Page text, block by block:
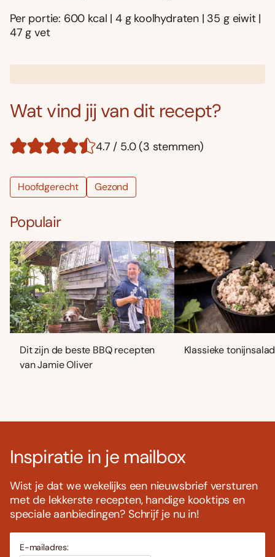
Per portie: 600 kcal | 4 g koolhydraten | 35 g eiwit |
47 g vet
Wat vind jij van dit recept?
4.7 / 5.0 (3 stemmen)
Hoofdgerecht Gezond
Populair
Dit zijn de beste BBQ recepten
van Jamie Oliver
Klassieke
Inspiratie in je mailbox
Wist je dat we wekelijks een nieuwsbrief versturen
met de lekkerste recepten, handige kooktips en
speciale aanbiedingen? Schrijf je nu in!
E-mailadres: